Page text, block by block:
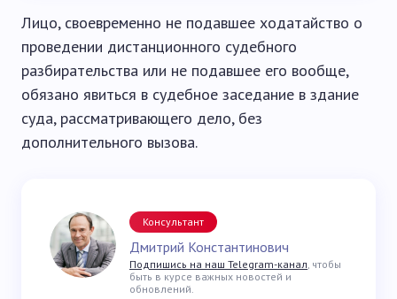
Лицо, своевременно не подавшее ходатайство о
проведении дистанционного судебного
разбирательства или не подавшее его вообще,
обязано явиться в судебное заседание в здание
суда, рассматривающего дело, без
дополнительного вызова.
Консультант
Дмитрий Константинович
Подпишись на наш Telegram-канал, чтобы
быть в курсе важных новостей и
обновлений.